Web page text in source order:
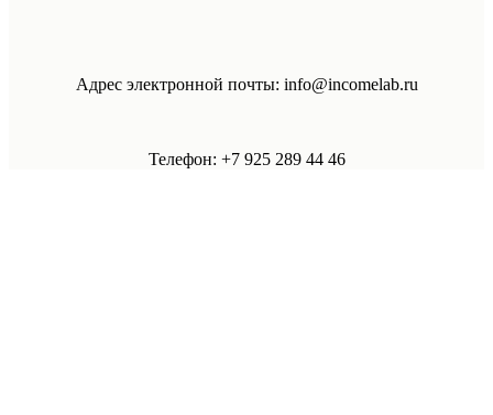
Адрес электронной почты: info@incomelab.ru
Телефон: +7 925 289 44 46